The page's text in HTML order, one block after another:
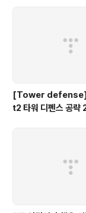
[Tower
t2 타워 디펜스 공략